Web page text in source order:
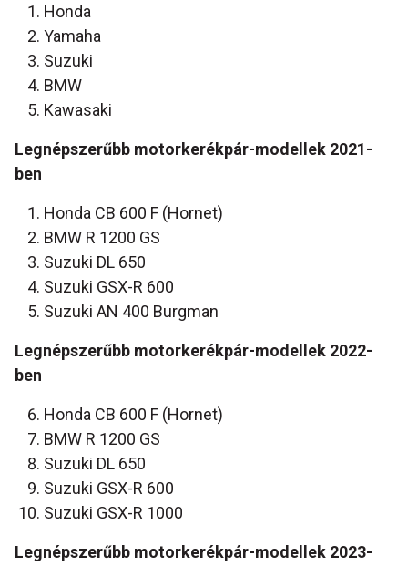
Honda
Yamaha
Suzuki
BMW
Kawasaki
Legnépszerűbb motorkerékpár-modellek 2021-
ben
Honda CB 600 F (Hornet)
BMW R 1200 GS
Suzuki DL 650
Suzuki GSX-R 600
Suzuki AN 400 Burgman
Legnépszerűbb motorkerékpár-modellek 2022-
ben
Honda CB 600 F (Hornet)
BMW R 1200 GS
Suzuki DL 650
Suzuki GSX-R 600
Suzuki GSX-R 1000
Legnépszerűbb motorkerékpár-modellek 2023-